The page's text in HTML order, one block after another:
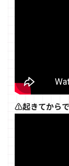
⚠️起きてから